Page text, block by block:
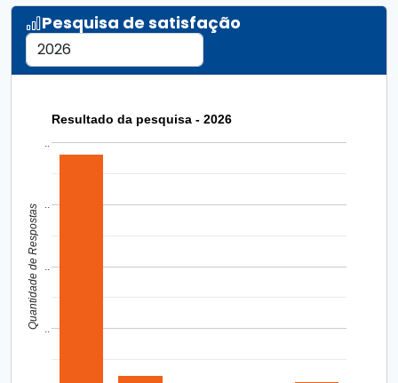
Pesquisa de satisfação
Resultado da pesquisa - 2026
..
..
..
..
Quantidade de Respostas